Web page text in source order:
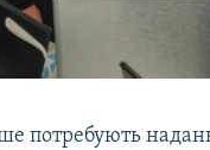
потребують